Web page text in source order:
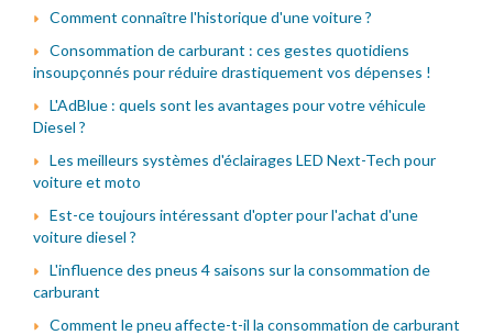
Comment connaître l'historique d'une voiture ?
Consommation de carburant : ces gestes quotidiens
insoupçonnés pour réduire drastiquement vos dépenses !
L'AdBlue : quels sont les avantages pour votre véhicule
Diesel ?
Les meilleurs systèmes d'éclairages LED Next-Tech pour
voiture et moto
Est-ce toujours intéressant d'opter pour l'achat d'une
voiture diesel ?
L'influence des pneus 4 saisons sur la consommation de
carburant
Comment le pneu affecte-t-il la consommation de carburant